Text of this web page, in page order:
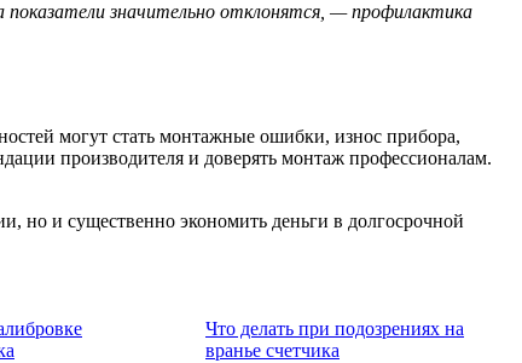
значительно отклонятся, — профилактика
могут стать монтажные ошибки, износ прибора,
производителя и доверять монтаж профессионалам.
но и существенно экономить деньги в долгосрочной
Что делать при подозрениях на
вранье счетчика